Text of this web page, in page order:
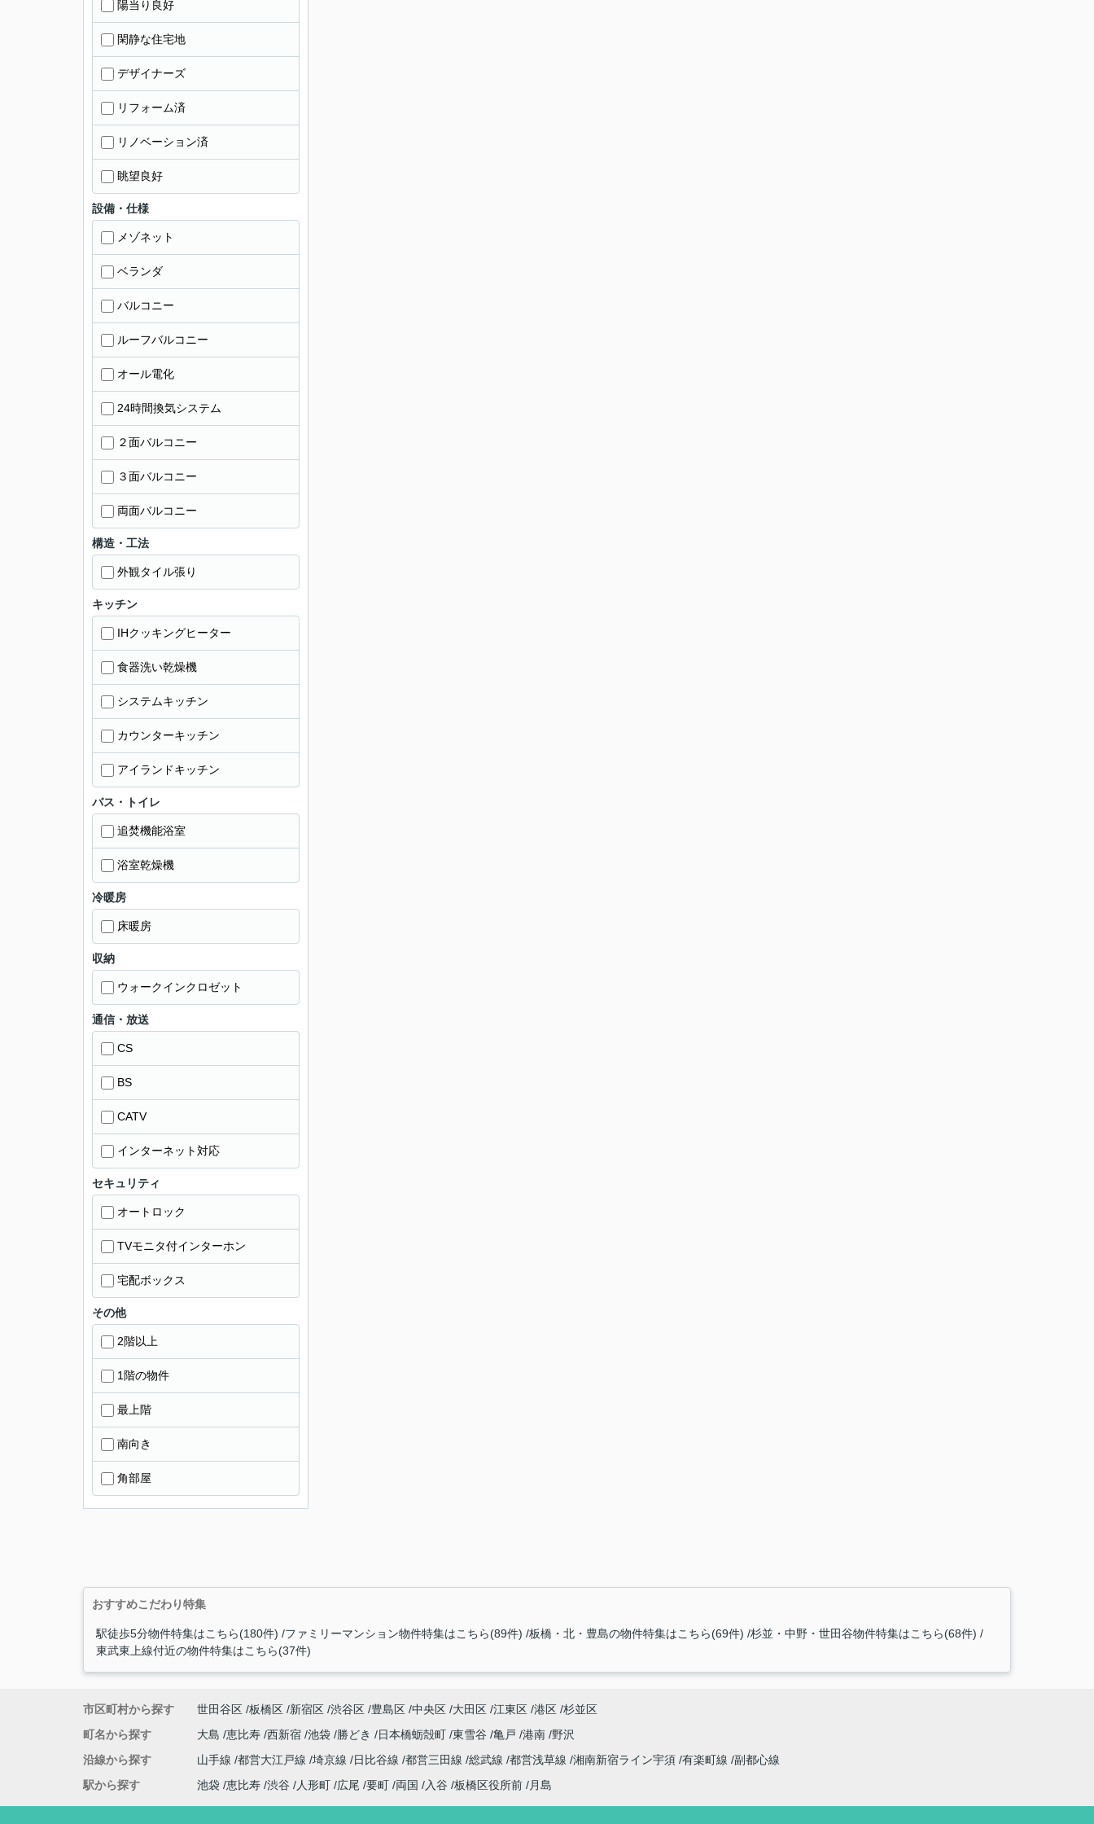
陽当り良好
閑静な住宅地
デザイナーズ
リフォーム済
リノベーション済
眺望良好
設備・仕様
メゾネット
ベランダ
バルコニー
ルーフバルコニー
オール電化
24時間換気システム
２面バルコニー
３面バルコニー
両面バルコニー
構造・工法
外観タイル張り
キッチン
IHクッキングヒーター
食器洗い乾燥機
システムキッチン
カウンターキッチン
アイランドキッチン
バス・トイレ
追焚機能浴室
浴室乾燥機
冷暖房
床暖房
収納
ウォークインクロゼット
通信・放送
CS
BS
CATV
インターネット対応
セキュリティ
オートロック
TVモニタ付インターホン
宅配ボックス
その他
2階以上
1階の物件
最上階
南向き
角部屋
おすすめこだわり特集
駅徒歩5分物件特集はこちら(180件) ファミリーマンション物件特集はこちら(89件) 板橋・北・豊島の物件特集はこちら(69件) 杉並・中野・世田谷物件特集はこちら(68件)
東武東上線付近の物件特集はこちら(37件)
市区町村から探す 世田谷区 板橋区 新宿区 渋谷区 豊島区 中央区 大田区 江東区 港区 杉並区
町名から探す
大島 恵比寿 西新宿 池袋 勝どき 日本橋蛎殻町 東雪谷 亀戸 港南 野沢
沿線から探す
山手線 都営大江戸線 埼京線 日比谷線 都営三田線 総武線 都営浅草線 湘南新宿ライン宇須 有楽町線 副都心線
駅から探す
池袋 恵比寿 渋谷 人形町 広尾 要町 両国 入谷 板橋区役所前 月島